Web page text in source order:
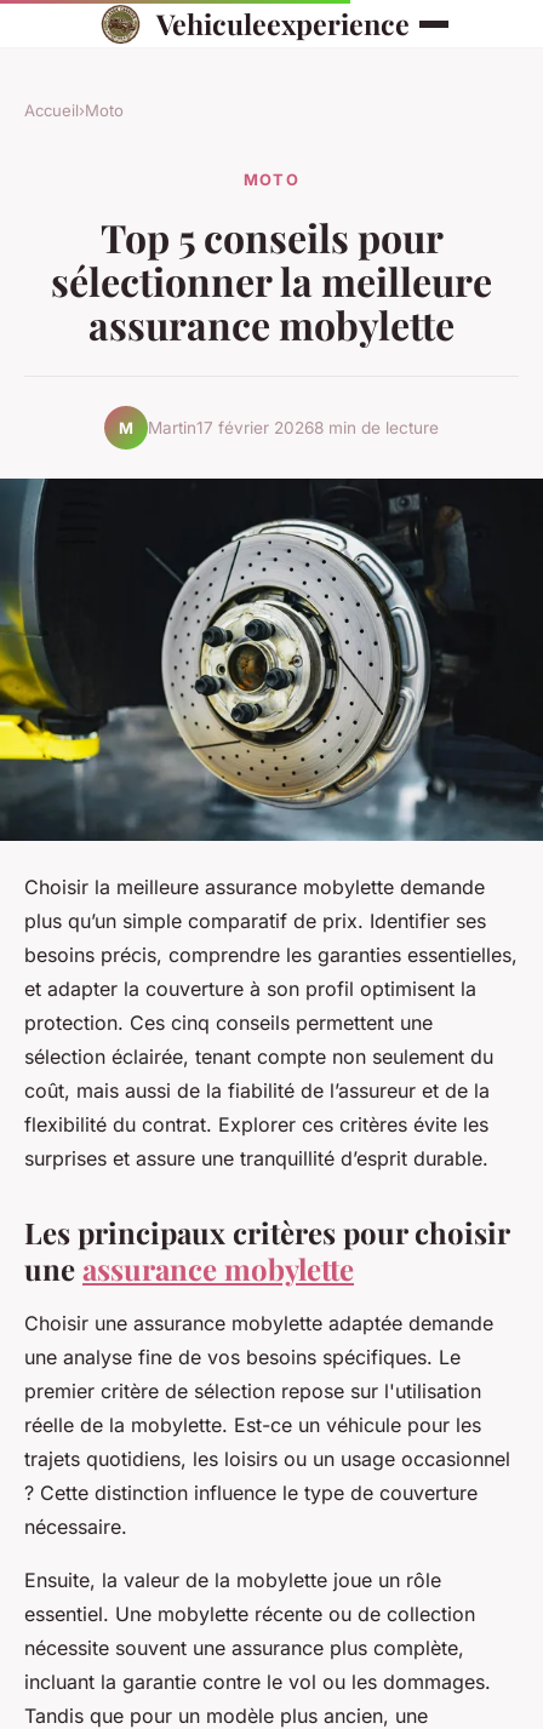
Vehiculeexperience
Accueil›Moto
MOTO
Top 5 conseils pour
sélectionner la meilleure
assurance mobylette
M Martin17 février 20268 min de lecture
Choisir la meilleure assurance mobylette demande
plus qu’un simple comparatif de prix. Identifier ses
besoins précis, comprendre les garanties essentielles,
et adapter la couverture à son profil optimisent la
protection. Ces cinq conseils permettent une
sélection éclairée, tenant compte non seulement du
coût, mais aussi de la fiabilité de l’assureur et de la
flexibilité du contrat. Explorer ces critères évite les
surprises et assure une tranquillité d’esprit durable.
Les principaux critères pour choisir
uneassurance mobylette
Choisir une assurance mobylette adaptée demande
une analyse fine de vos besoins spécifiques. Le
premier critère de sélection repose sur l'utilisation
réelle de la mobylette. Est-ce un véhicule pour les
trajets quotidiens, les loisirs ou un usage occasionnel
? Cette distinction influence le type de couverture
nécessaire.
Ensuite, la valeur de la mobylette joue un rôle
essentiel. Une mobylette récente ou de collection
nécessite souvent une assurance plus complète,
incluant la garantie contre le vol ou les dommages.
Tandis que pour un modèle plus ancien, une